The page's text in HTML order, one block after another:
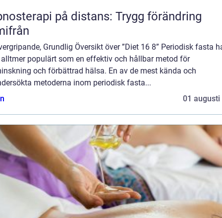
på distans: Trygg förändring
Grundlig Översikt över ”Diet 16 8” Periodisk fasta
populärt som en effektiv och hållbar metod för
och förbättrad hälsa. En av de mest kända och
metoderna inom periodisk fasta...
01 augusti